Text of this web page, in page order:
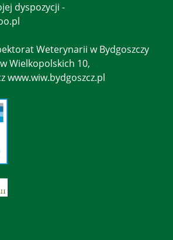
dyspozycji -
Weterynarii w Bydgoszczy
Wielkopolskich 10,
www.wiw.bydgoszcz.pl